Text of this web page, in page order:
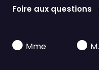
Foire aux questions
Mme M.